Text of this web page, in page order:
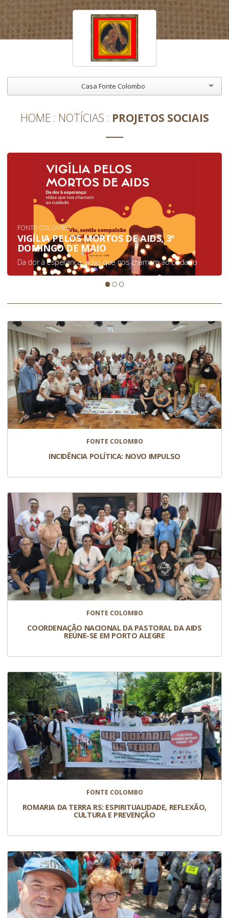
Casa Fonte Colombo
HOME NOTÍCIAS PROJETOS SOCIAIS
FONTE COLOMBO
VIGÍLIA PELOS MORTOS DE AIDS, 3º
DOMINGO DE MAIO
Da dor à esperança: vidas que nos chamam ao cuidado
FONTE COLOMBO
INCIDÊNCIA POLÍTICA: NOVO IMPULSO
FONTE COLOMBO
COORDENAÇÃO NACIONAL DA PASTORAL DA AIDS
REÚNE-SE EM PORTO ALEGRE
FONTE COLOMBO
ROMARIA DA TERRA RS: ESPIRITUALIDADE, REFLEXÃO,
CULTURA E PREVENÇÃO